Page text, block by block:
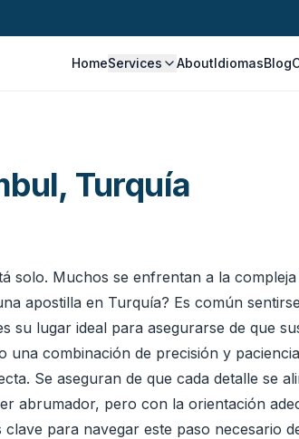
HomeServices AboutIdiomasBlog
Turquía
solo. Muchos se enfrentan a la
apostilla en Turquía? Es común
su lugar ideal para asegurarse de que
combinación de precisión y
Se aseguran de que cada detalle se
abrumador, pero con la orientación
para navegar este paso necesario